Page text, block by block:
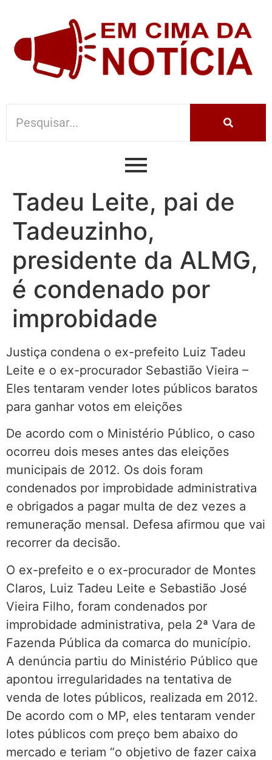
Tadeu Leite, pai de
Tadeuzinho,
presidente da ALMG,
é condenado por
improbidade
Justiça condena o ex-prefeito Luiz Tadeu
Leite e o ex-procurador Sebastião Vieira –
Eles tentaram vender lotes públicos baratos
para ganhar votos em eleições
De acordo com o Ministério Público, o caso
ocorreu dois meses antes das eleições
municipais de 2012. Os dois foram
condenados por improbidade administrativa
e obrigados a pagar multa de dez vezes a
remuneração mensal. Defesa afirmou que vai
recorrer da decisão.
O ex-prefeito e o ex-procurador de Montes
Claros, Luiz Tadeu Leite e Sebastião José
Vieira Filho, foram condenados por
improbidade administrativa, pela 2ª Vara de
Fazenda Pública da comarca do município.
A denúncia partiu do Ministério Público que
apontou irregularidades na tentativa de
venda de lotes públicos, realizada em 2012.
De acordo com o MP, eles tentaram vender
lotes públicos com preço bem abaixo do
mercado e teriam “o objetivo de fazer caixa